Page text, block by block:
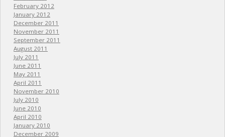
February 2012
January 2012
December 2011
November 2011
September 2011
August 2011
July 2011
June 2011
May 2011
April 2011
November 2010
July 2010
June 2010
April 2010
January 2010
December 2009